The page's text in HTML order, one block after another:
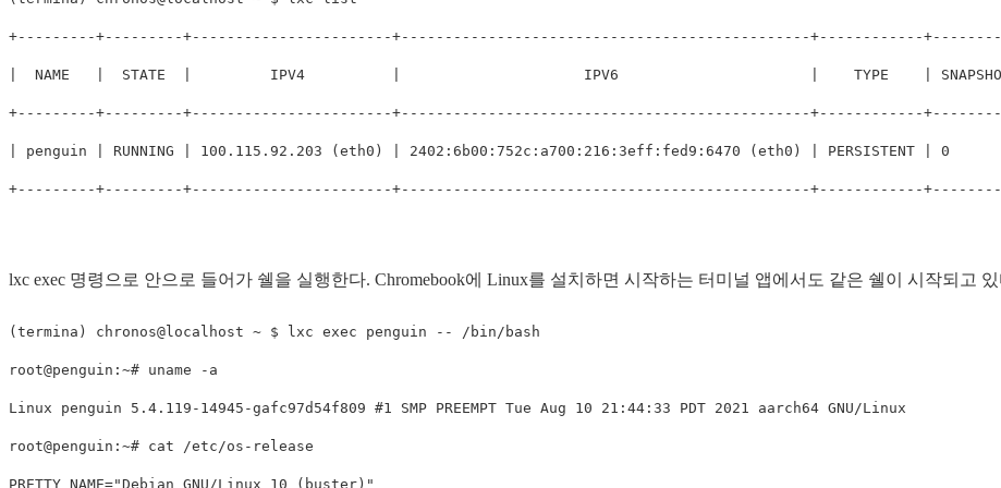
+---------+---------+-----------------------+-----------------------------------------------+------------
|  NAME   |  STATE  |         IPV4          |                     IPV6                      |    TYPE    |
+---------+---------+-----------------------+-----------------------------------------------+------------
| penguin | RUNNING | 100.115.92.203 (eth0 ) | 2402:6b00:752c:a700:216:3eff:fed9:6470 (eth0 ) | PERSISTENT | 0
lxc exec 명령으로 안으로 들어가 쉘을 실행한다. Chromebook에 Linux를 설치하면 시작하는 터미널 앱에서도 같은 쉘이 시작되고
(termina ) chronos@localhost ~ $ lxc exec penguin -- /bin/bash
root@penguin:~# uname -a
Linux penguin 5.4.119-14945-gafc97d54f809 #1 SMP PREEMPT Tue Aug 10 21:44:33 PDT 2021 aarch64 GNU/Linux
root@penguin:~# cat
PRETTY_NAME="Debian GNU/Linux 10 (buster)"